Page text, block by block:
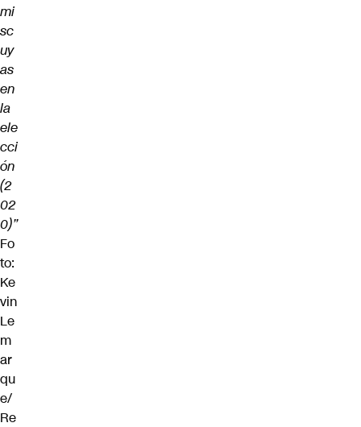
mi
sc
uy
as
en
la
ele
cci
ón
(2
02
0)”
Fo
to:
Ke
vin
Le
m
ar
qu
e/
Re